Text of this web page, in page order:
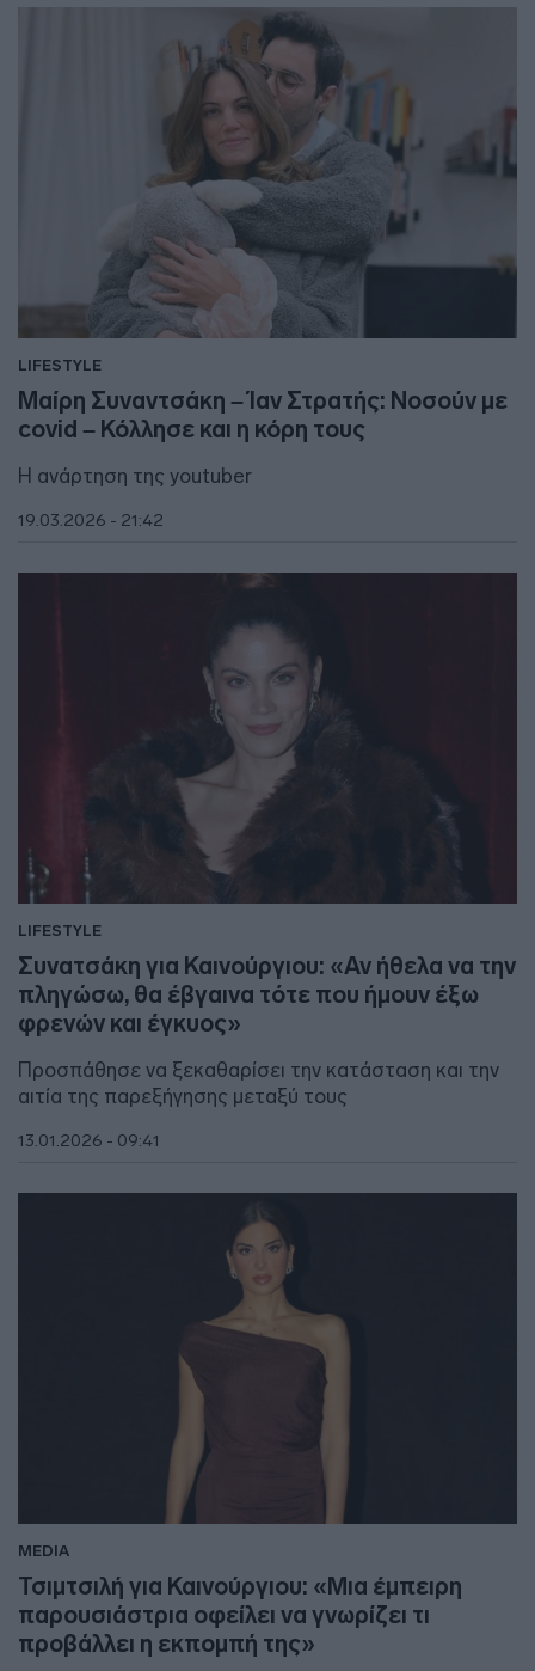
LIFESTYLE
Μαίρη Συναντσάκη – Ίαν Στρατής: Νοσούν με
covid – Κόλλησε και η κόρη τους
Η ανάρτηση της youtuber
19.03.2026 - 21:42
LIFESTYLE
Συνατσάκη για Καινούργιου: «Αν ήθελα να την
πληγώσω, θα έβγαινα τότε που ήμουν έξω
φρενών και έγκυος»
Προσπάθησε να ξεκαθαρίσει την κατάσταση και την
αιτία της παρεξήγησης μεταξύ τους
13.01.2026 - 09:41
MEDIA
Τσιμτσιλή για Καινούργιου: «Μια έμπειρη
παρουσιάστρια οφείλει να γνωρίζει τι
προβάλλει η εκπομπή της»